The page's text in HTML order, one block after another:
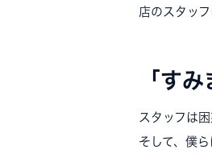
店のスタッ
「す
スタッフは
そして、僕